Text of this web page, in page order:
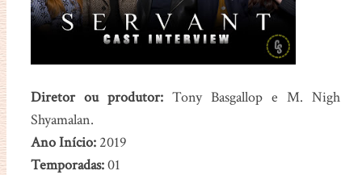
Diretor ou produtor:Tony Basgallop e M. Nigh
Shyamalan.
Ano Início:2019
Temporadas:01